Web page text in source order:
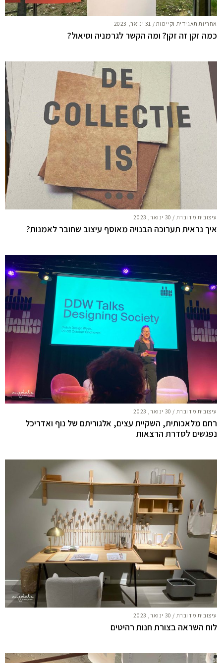
אחריות תאגידית וקיימות / 31 ינואר, 2023
כמה זקן זה זקן? ומה הקשר לגרמניה וסיאול?
עיצובית מדוברת / 30 ינואר, 2023
איך נראית תערוכה הבנויה מאוסף עיצוב שחובר לאמנות?
עיצובית מדוברת / 30 ינואר, 2023
רחם מלאכותית, השקיית עצים, אלגוריתם של נוף ואדריכל
נפגשים לסדרת הרצאות
עיצובית מדוברת / 30 ינואר, 2023
לוח השראה בצורת חנות רהיטים